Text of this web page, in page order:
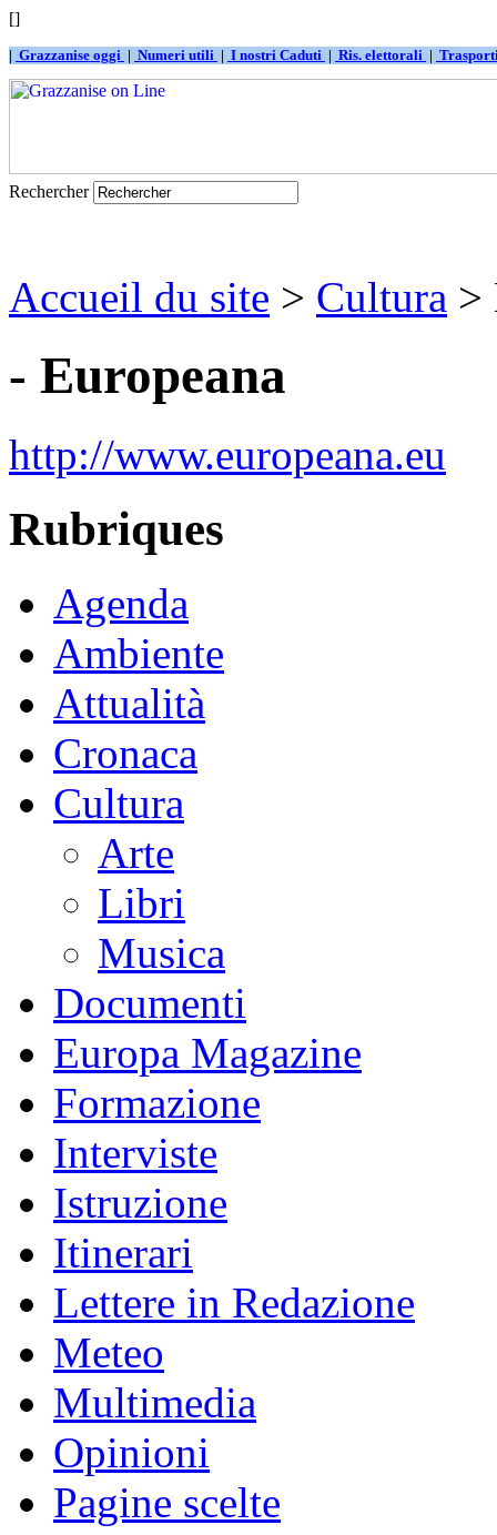
[]
| Grazzanise oggi | Numeri utili | I nostri Caduti | Ris. elettorali |
Rechercher
Accueil du site > Cultura >
- Europeana
http://www.europeana.eu
Rubriques
Agenda
Ambiente
Attualità
Cronaca
Cultura
Arte
Libri
Musica
Documenti
Europa Magazine
Formazione
Interviste
Istruzione
Itinerari
Lettere in Redazione
Meteo
Multimedia
Opinioni
Pagine scelte